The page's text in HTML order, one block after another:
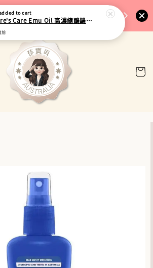
全館96折・指定品牌88折｜滿
$5,000再折$100
🚚 台
to cart
Nature's Care Emu Oil 高濃縮鴯鶓油按摩軟膏 50g
前